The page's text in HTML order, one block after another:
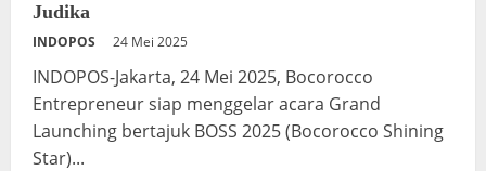
DPRD
Minta
Satpol
PP
Bertindak
Tegas,
Jangan
Main
Judika
INDOPOS 24 Mei 2025
INDOPOS-Jakarta, 24 Mei 2025, Bocorocco
Entrepreneur siap menggelar acara Grand
Launching bertajuk BOSS 2025 (Bocorocco Shining
Star)...